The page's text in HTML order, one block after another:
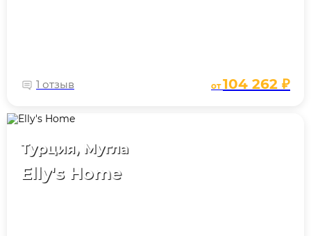
1 отзыв от104 262 ₽
Турция, Мугла
Elly's Home